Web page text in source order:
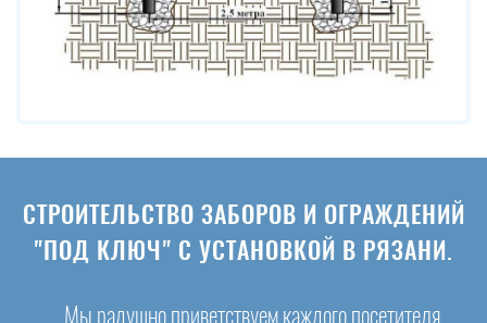
СТРОИТЕЛЬСТВО ЗАБОРОВ И ОГРАЖДЕНИЙ
"ПОД КЛЮЧ" С УСТАНОВКОЙ В РЯЗАНИ.
Мы радушно приветствуем каждого посетителя